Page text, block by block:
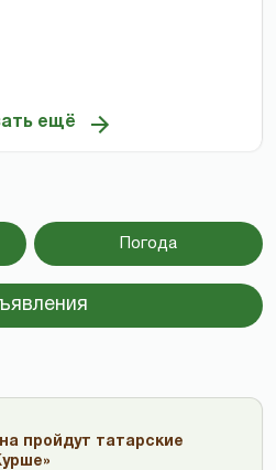
ещё
Погода
пройдут татарские